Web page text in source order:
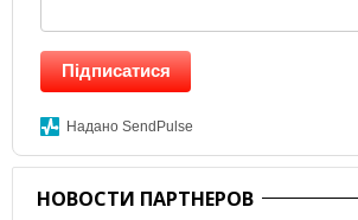
Підписатися
Надано SendPulse
НОВОСТИ ПАРТНЕРОВ